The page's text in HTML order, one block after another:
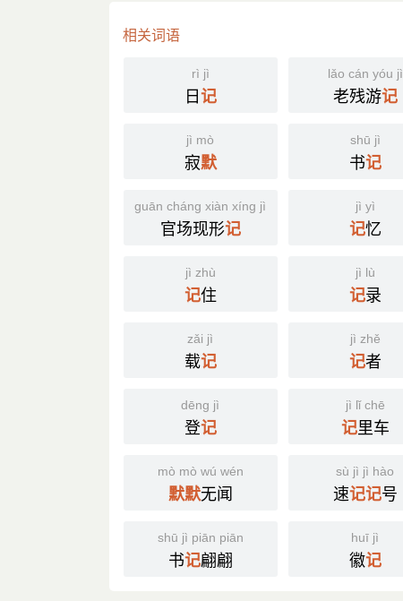
相关词语
rì jì
日记
lǎo cán yóu jì
老残游记
jì mò
寂默
shū jì
书记
guān cháng xiàn xíng jì
官场现形记
jì yì
记忆
jì zhù
记住
jì lù
记录
zǎi jì
载记
jì zhě
记者
dēng jì
登记
jì lǐ chē
记里车
mò mò wú wén
默默无闻
sù jì jì hào
速记记号
shū jì piān piān
书记翩翩
huī jì
徽记